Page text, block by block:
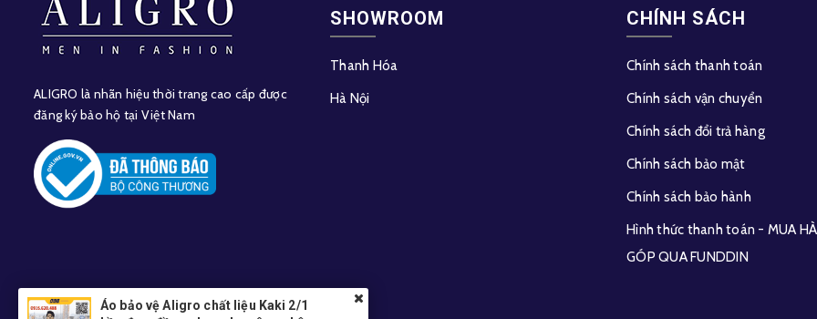
ALIGRO là nhãn hiệu thời trang cao cấp được
đăng ký bảo hộ tại Việt Nam
SHOWROOM
Thanh Hóa
Hà Nội
CHÍNH SÁCH
Chính sách thanh toán
Chính sách vận chuyển
Chính sách đổi trả hàng
Chính sách bảo mật
Chính sách bảo hành
Hình thức thanh toán - MUA
GÓP QUA FUNDDIN